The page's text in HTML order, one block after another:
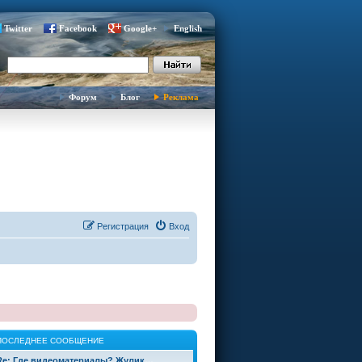
Twitter Facebook Google+ English
Форум Блог Реклама
Вход
Регистрация
СООБЩЕНИЕ